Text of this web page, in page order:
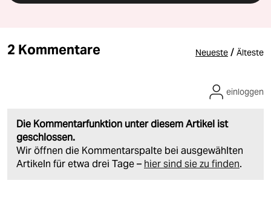
2 Kommentare Neueste / Älteste
Die Kommentarfunktion unter diesem Artikel ist
geschlossen.
Wir öffnen die Kommentarspalte bei ausgewählten
Artikeln für etwa drei Tage – hier sind sie zu finden.
einloggen